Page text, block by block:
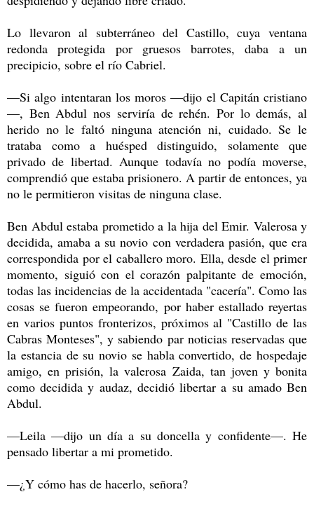
Lo llevaron al subterráneo del Castillo, cuya ventana
redonda protegida por gruesos barrotes, daba a un
precipicio, sobre el río Cabriel.
—Si algo intentaran los moros —dijo el Capitán cristiano
—, Ben Abdul nos serviría de rehén. Por lo demás, al
herido no le faltó ninguna atención ni, cuidado. Se le
trataba como a huésped distinguido, solamente que
privado de libertad. Aunque todavía no podía moverse,
comprendió que estaba prisionero. A partir de entonces, ya
no le permitieron visitas de ninguna clase.
Ben Abdul estaba prometido a la hija del Emir. Valerosa y
decidida, amaba a su novio con verdadera pasión, que era
correspondida por el caballero moro. Ella, desde el primer
momento, siguió con el corazón palpitante de emoción,
todas las incidencias de la accidentada "cacería". Como las
cosas se fueron empeorando, por haber estallado reyertas
en varios puntos fronterizos, próximos al "Castillo de las
Cabras Monteses", y sabiendo par noticias reservadas que
la estancia de su novio se habla convertido, de hospedaje
amigo, en prisión, la valerosa Zaida, tan joven y bonita
como decidida y audaz, decidió libertar a su amado Ben
Abdul.
—Leila —dijo un día a su doncella y confidente—. He
pensado libertar a mi prometido.
—¿Y cómo has de hacerlo, señora?